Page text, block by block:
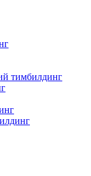
тимбилдинг